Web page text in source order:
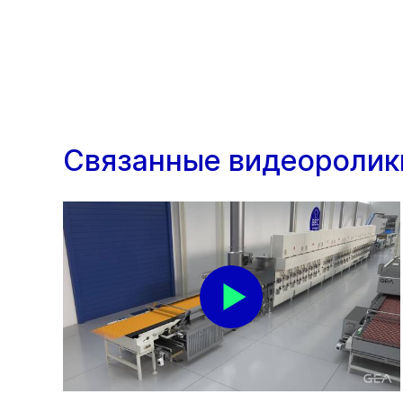
Связанные